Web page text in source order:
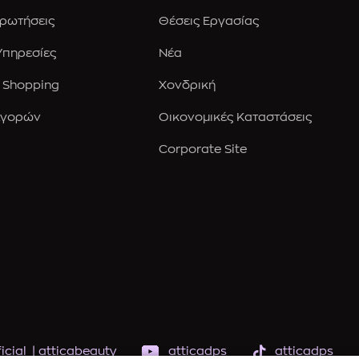
Θέσεις Εργασίας
Νέα
Χονδρική
Οικονομικές Καταστάσεις
Corporate Site
atticabeauty atticadps atticadps